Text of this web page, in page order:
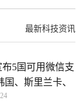
最新科技资讯
5国可用微信支
国、斯里兰卡、